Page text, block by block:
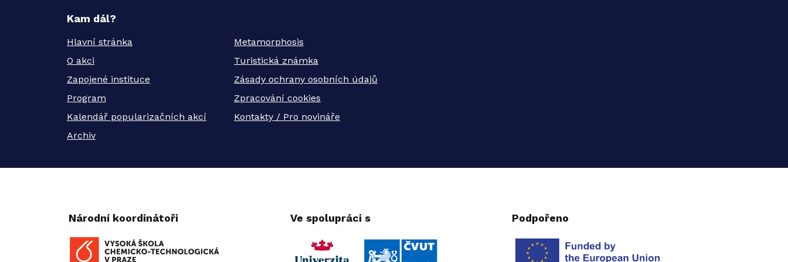
Kam dál?
Hlavní stránka
O akci
Zapojené instituce
Program
Kalendář popularizačních akcí
Archiv
Metamorphosis
Turistická známka
Zásady ochrany osobních údajů
Zpracování cookies
Kontakty / Pro novináře
Národní koordinátoři Ve spolupráci s Podpořeno